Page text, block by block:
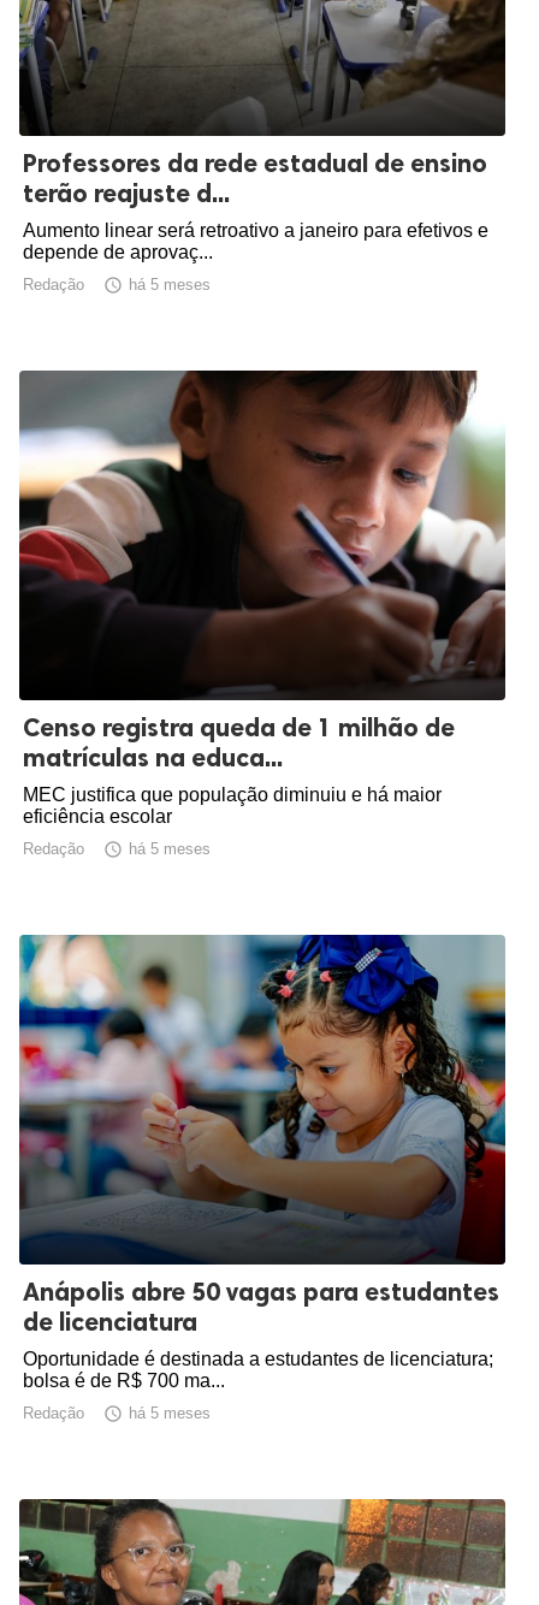
Professores da rede estadual de ensino
terão reajuste d...
Aumento linear será retroativo a janeiro para efetivos e
depende de aprovaç...
Redação  há 5 meses
Censo registra queda de 1 milhão de
matrículas na educa...
MEC justifica que população diminuiu e há maior
eficiência escolar
Redação  há 5 meses
Anápolis abre 50 vagas para estudantes
de licenciatura
Oportunidade é destinada a estudantes de licenciatura;
bolsa é de R$ 700 ma...
Redação  há 5 meses